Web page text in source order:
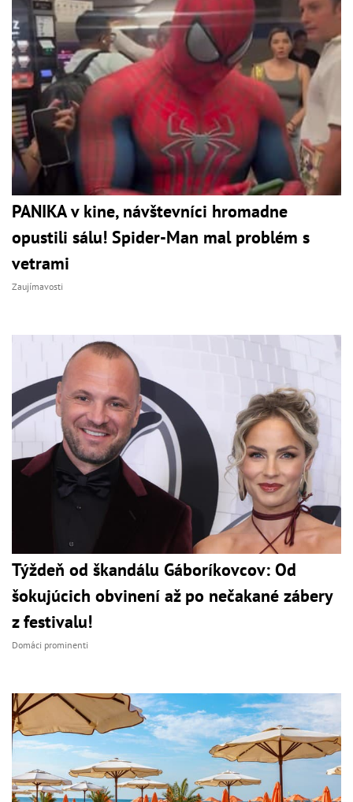
PANIKA v kine, návštevníci hromadne
opustili sálu! Spider-Man mal problém s
vetrami
Zaujímavosti
Týždeň od škandálu Gáboríkovcov: Od
šokujúcich obvinení až po nečakané zábery
z festivalu!
Domáci prominenti